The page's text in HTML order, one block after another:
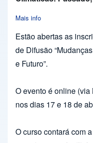
Mais info
Estão abertas as
de Difusão
e Futuro”.
O evento é online
nos dias 17 e 18 de
O curso contará com